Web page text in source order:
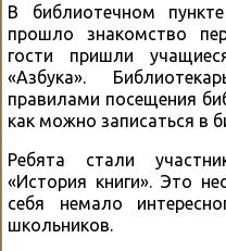
В библиотечном
прошло знакомство
гости пришли
«Азбука».
правилами посещения
как можно записаться в
Ребята стали
«История книги». Это
себя немало
школьников.